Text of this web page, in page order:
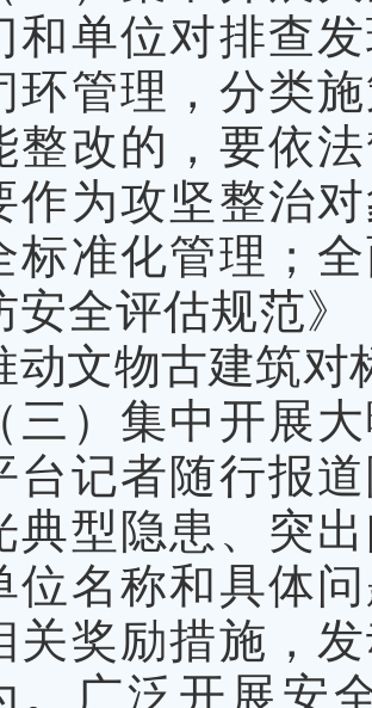
和单位对排查
环管理，分类
整改的，要依
作为攻坚整治
标准化管理；
安全评估规范》
动文物古建筑对
（三）集中开展
台记者随行报
典型隐患、突
位名称和具体
关奖励措施，
。广泛开展安